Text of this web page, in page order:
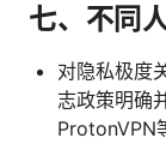
七、不同
对隐私极度
志政策明确
ProtonVPN